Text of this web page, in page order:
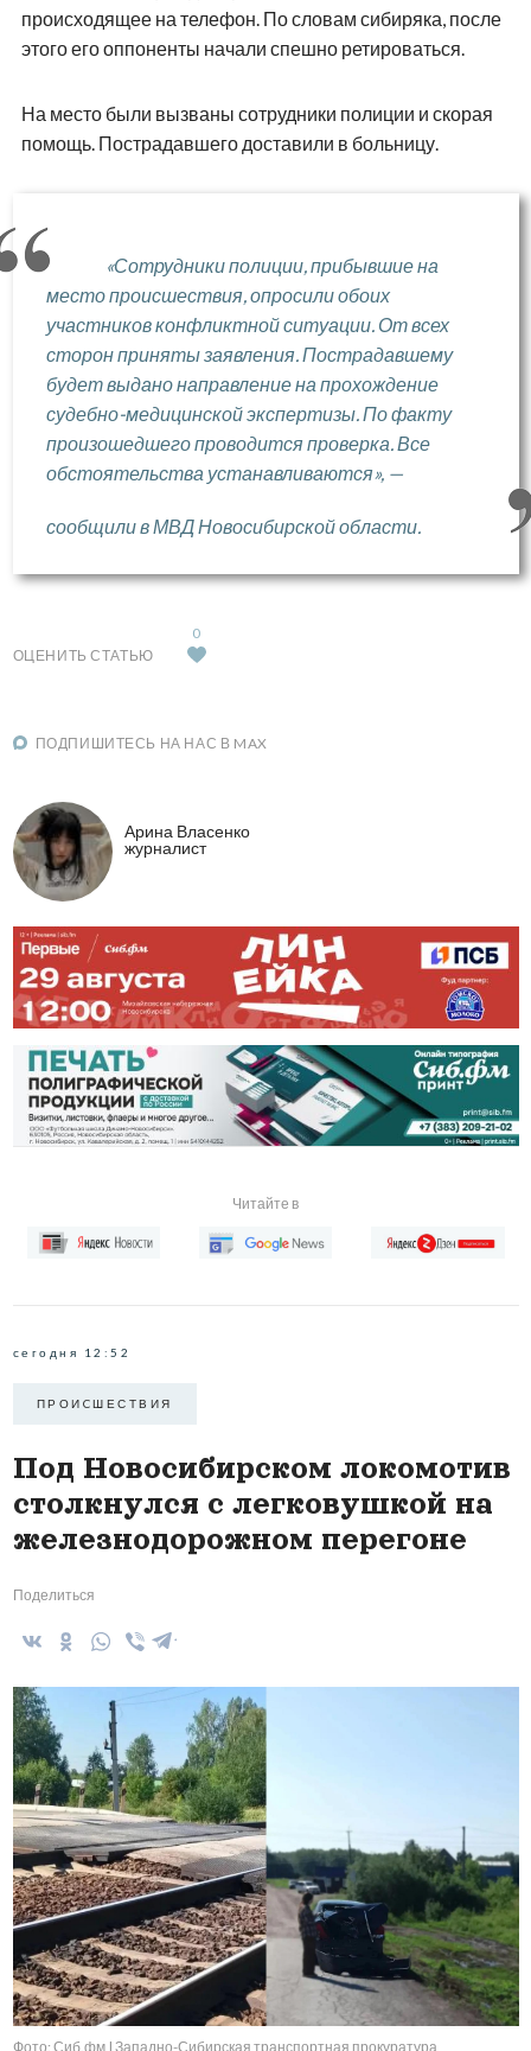
происходящее на телефон. По словам сибиряка, после
этого его оппоненты начали спешно ретироваться.
На место были вызваны сотрудники полиции и скорая
помощь. Пострадавшего доставили в больницу.
«Сотрудники полиции, прибывшие на
место происшествия, опросили обоих
участников конфликтной ситуации. От всех
сторон приняты заявления. Пострадавшему
будет выдано направление на прохождение
судебно-медицинской экспертизы. По факту
произошедшего проводится проверка. Все
обстоятельства устанавливаются», —
сообщили в МВД Новосибирской области.
ОЦЕНИТЬ СТАТЬЮ
0
ПОДПИШИТЕСЬ НА НАС В MAX
Арина Власенко
журналист
Читайте в
сегодня 12:52
ПРОИCШЕСТВИЯ
Под Новосибирском локомотив
столкнулся с легковушкой на
железнодорожном перегоне
Поделиться
Фото: Сиб.фм | Западно-Сибирская транспортная прокуратура